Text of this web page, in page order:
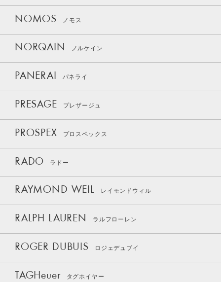
NOMOS ノモス
NORQAIN ノルケイン
PANERAI パネライ
PRESAGE プレザージュ
PROSPEX プロスペックス
RADO ラドー
RAYMOND WEIL レイモンドウィル
RALPH LAUREN ラルフローレン
ROGER DUBUIS ロジェデュブイ
TAGHeuer タグホイヤー